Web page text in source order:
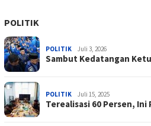
POLITIK
POLITIK Juli 3, 2026
Sambut Kedatangan
POLITIK Juli 15, 2025
Terealisasi 60 Persen,